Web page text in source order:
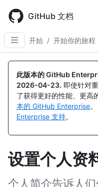
main
content
GitHub 文档
开始 / 开始你的旅程
此版本的 GitHub
2026-04-23. 即使针对
了获得更好的性能、更高
本的 GitHub Enterprise
Enterprise 支持。
设置个人资
个人简介告诉人们